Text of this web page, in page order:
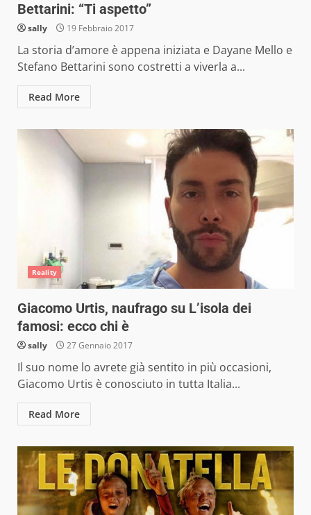
Bettarini: “Ti aspetto”
sally 19 Febbraio 2017
La storia d’amore è appena iniziata e Dayane Mello e
Stefano Bettarini sono costretti a viverla a...
Read More
Reality
Giacomo Urtis, naufrago su L’isola dei
famosi: ecco chi è
sally 27 Gennaio 2017
Il suo nome lo avrete già sentito in più occasioni,
Giacomo Urtis è conosciuto in tutta Italia...
Read More